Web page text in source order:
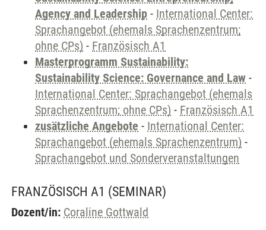
Agency and Leadership - International Center:
Sprachangebot (ehemals Sprachenzentrum;
ohne CPs) - Französisch A1
Masterprogramm Sustainability:
Sustainability Science: Governance and Law -
International Center: Sprachangebot (ehemals
Sprachenzentrum; ohne CPs) - Französisch A1
zusätzliche Angebote - International Center:
Sprachangebot (ehemals Sprachenzentrum) -
Sprachangebot und Sonderveranstaltungen
FRANZÖSISCH A1 (SEMINAR)
Dozent/in: Coraline Gottwald